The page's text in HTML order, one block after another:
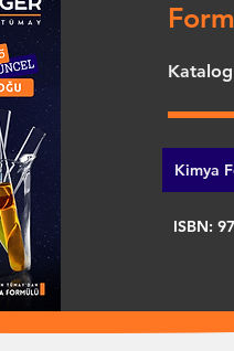
Katalog
Kimya
ISBN: